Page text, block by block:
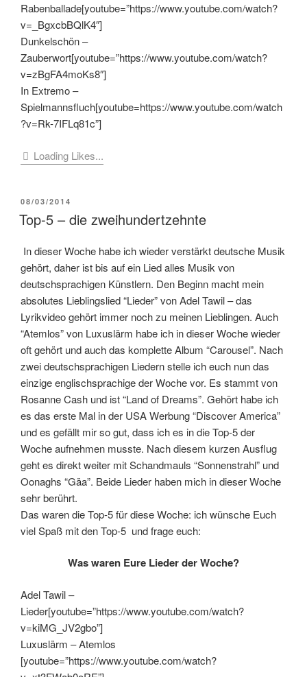
Rabenballade[youtube=”https://www.youtube.com/watch?
v=_BgxcbBQlK4″]
Dunkelschön –
Zauberwort[youtube=”https://www.youtube.com/watch?
v=zBgFA4moKs8″]
In Extremo –
Spielmannsfluch[youtube=https://www.youtube.com/watch
?v=Rk-7IFLq81c”]
Loading Likes...
VERÖFFENTLICHT
AM
08/03/2014
Top-5 – die zweihundertzehnte
In dieser Woche habe ich wieder verstärkt deutsche Musik
gehört, daher ist bis auf ein Lied alles Musik von
deutschsprachigen Künstlern. Den Beginn macht mein
absolutes Lieblingslied “Lieder” von Adel Tawil – das
Lyrikvideo gehört immer noch zu meinen Lieblingen. Auch
“Atemlos” von Luxuslärm habe ich in dieser Woche wieder
oft gehört und auch das komplette Album “Carousel”. Nach
zwei deutschsprachigen Liedern stelle ich euch nun das
einzige englischsprachige der Woche vor. Es stammt von
Rosanne Cash und ist “Land of Dreams”. Gehört habe ich
es das erste Mal in der USA Werbung “Discover America”
und es gefällt mir so gut, dass ich es in die Top-5 der
Woche aufnehmen musste. Nach diesem kurzen Ausflug
geht es direkt weiter mit Schandmauls “Sonnenstrahl” und
Oonaghs “Gäa”. Beide Lieder haben mich in dieser Woche
sehr berührt.
Das waren die Top-5 für diese Woche: ich wünsche Euch
viel Spaß mit den Top-5 und frage euch:
Was waren Eure Lieder der Woche?
Adel Tawil –
Lieder[youtube=”https://www.youtube.com/watch?
v=kiMG_JV2gbo”]
Luxuslärm – Atemlos
[youtube=”https://www.youtube.com/watch?